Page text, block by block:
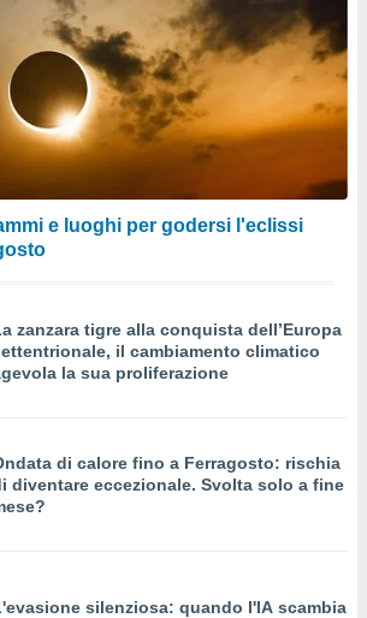
e luoghi per godersi l'eclissi
zanzara tigre alla conquista dell’Europa
il cambiamento climatico
la sua proliferazione
di calore fino a Ferragosto: rischia
diventare eccezionale. Svolta solo a fine
silenziosa: quando l'IA scambia